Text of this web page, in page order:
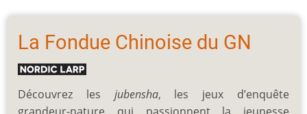
La Fondue Chinoise du GN
Découvrez les jubensha, les jeux d’enquête